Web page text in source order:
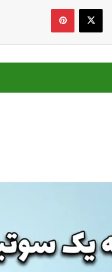
ایکس پینتریست